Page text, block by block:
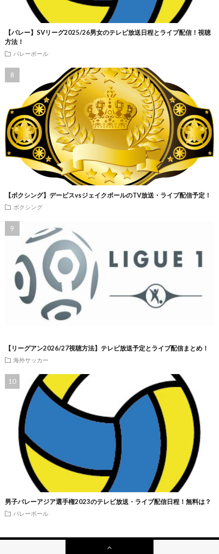
【バレー】SVリーグ2025/26男女のテレビ放送日程とライブ配信！視聴
方法！
バレーボール
【ボクシング】デービスvsジェイクポールのTV放送・ライブ配信予定！
ボクシング
【リーグアン2026/27視聴方法】テレビ放送予定とライブ配信まとめ！
海外サッカー
男子バレーアジア選手権2023のテレビ放送・ライブ配信日程！無料は？
バレーボール